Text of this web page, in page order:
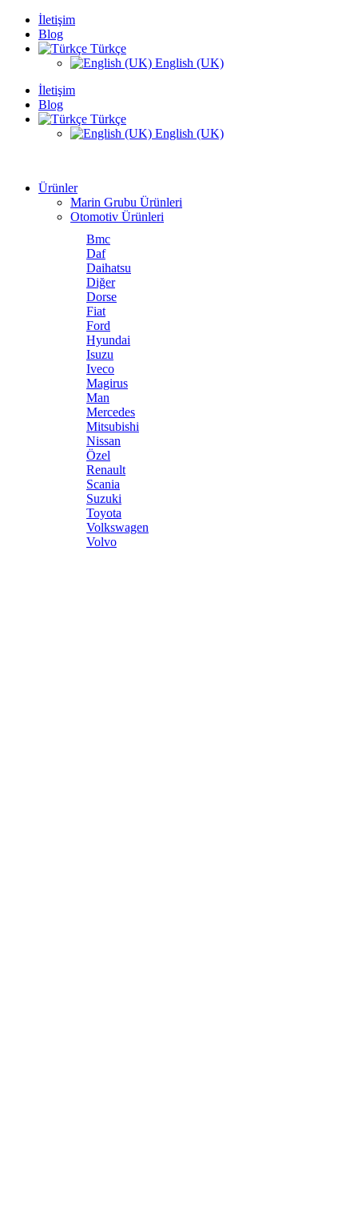
İletişim
Blog
Türkçe
English (UK)
İletişim
Blog
Türkçe
English (UK)
Ürünler
Marin Grubu Ürünleri
Otomotiv Ürünleri
Bmc
Daf
Daihatsu
Diğer
Dorse
Fiat
Ford
Hyundai
Isuzu
Iveco
Magirus
Man
Mercedes
Mitsubishi
Nissan
Özel
Renault
Scania
Suzuki
Toyota
Volkswagen
Volvo